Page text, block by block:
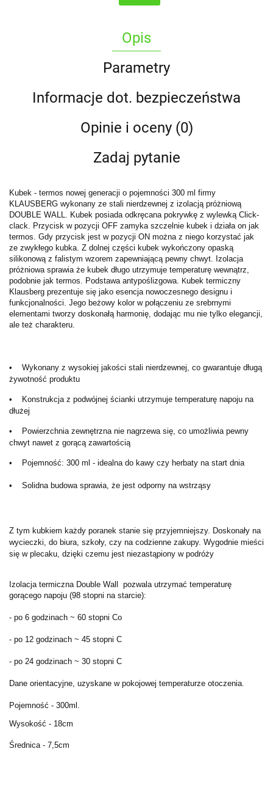
Opis
Parametry
Informacje dot. bezpieczeństwa
Opinie i oceny (0)
Zadaj pytanie
Kubek - termos nowej generacji o pojemności 300 ml firmy
KLAUSBERG wykonany ze stali nierdzewnej z izolacją próżniową
DOUBLE WALL. Kubek posiada odkręcana pokrywkę z wylewką Click-
clack. Przycisk w pozycji OFF zamyka szczelnie kubek i działa on jak
termos. Gdy przycisk jest w pozycji ON można z niego korzystać jak
ze zwykłego kubka. Z dolnej części kubek wykończony opaską
silikonową z falistym wzorem zapewniającą pewny chwyt.
Izolacja
próżniowa sprawia że kubek długo utrzymuje temperaturę wewnątrz,
podobnie jak termos. Podstawa antypoślizgowa.
Kubek termiczny
Klausberg prezentuje się jako esencja nowoczesnego designu i
funkcjonalności. Jego beżowy kolor w połączeniu ze srebrnymi
elementami tworzy doskonałą harmonię, dodając mu nie tylko elegancji,
ale też charakteru.
• Wykonany z wysokiej jakości stali nierdzewnej, co gwarantuje długą
żywotność produktu
• Konstrukcja z podwójnej ścianki utrzymuje temperaturę napoju na
dłużej
• Powierzchnia zewnętrzna nie nagrzewa się, co umożliwia pewny
chwyt nawet z gorącą zawartością
• Pojemność: 300 ml - idealna do kawy czy herbaty na start dnia
• Solidna budowa sprawia, że jest odporny na wstrząsy
Z tym kubkiem każdy poranek stanie się przyjemniejszy. Doskonały na
wycieczki, do biura, szkoły, czy na codzienne zakupy. Wygodnie mieści
się w plecaku, dzięki czemu jest niezastąpiony w podróży
Izolacja termiczna Double Wall pozwala utrzymać temperaturę
gorącego napoju (98 stopni na starcie):
- po 6 godzinach ~ 60 stopni Co
- po 12 godzinach ~ 45 stopni C
- po 24 godzinach ~ 30 stopni C
Dane orientacyjne, uzyskane w pokojowej temperaturze otoczenia.
Pojemność - 300ml.
Wysokość - 18cm
Średnica - 7,5cm